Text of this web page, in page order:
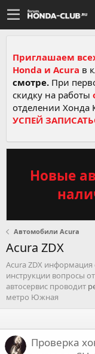
Приглашаем
Honda и Acura в
смотре. При
скидку на работы
отделении Хонда
УСПЕЙ
Новые
Автомобили Acura
Acura ZDX
Acura ZDX информация
инструкции вопросы
автосервис проводит
метро Южная
Проверка